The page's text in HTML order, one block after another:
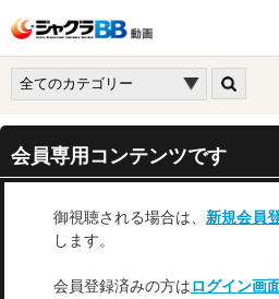
会員専用コンテンツです
御視聴される場合は、 新規会員
します。
会員登録済みの方はログイン画